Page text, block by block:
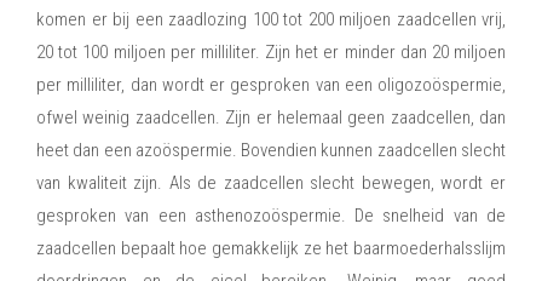
komen er bij een zaadlozing 100 tot 200 miljoen zaadcellen vrij,
20 tot 100 miljoen per milliliter. Zijn het er minder dan 20 miljoen
per milliliter, dan wordt er gesproken van een oligozoöspermie,
ofwel weinig zaadcellen. Zijn er helemaal geen zaadcellen, dan
heet dan een azoöspermie. Bovendien kunnen zaadcellen slecht
van kwaliteit zijn. Als de zaadcellen slecht bewegen, wordt er
gesproken van een asthenozoöspermie. De snelheid van de
zaadcellen bepaalt hoe gemakkelijk ze het baarmoederhalsslijm